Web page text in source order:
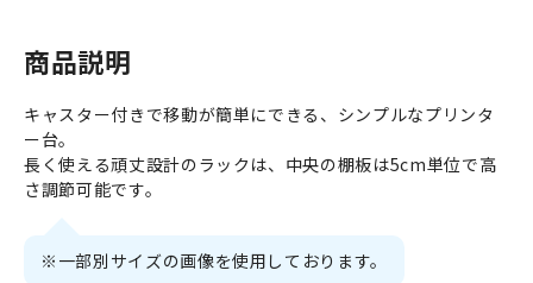
商品説明
キャスター付きで移動が簡単にできる、シンプルなプリンタ
ー台。
長く使える頑丈設計のラックは、中央の棚板は5cm単位で高
さ調節可能です。
※一部別サイズの画像を使用しております。